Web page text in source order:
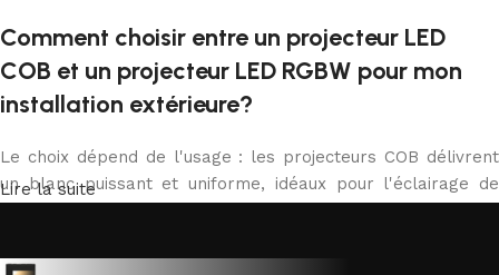
Comment choisir entre un projecteur LED
COB et un projecteur LED RGBW pour mon
installation extérieure?
Le choix dépend de l'usage : les projecteurs COB délivrent
un blanc puissant et uniforme, idéaux pour l'éclairage de
appréciés pour l'éclairage paysager ou architectural.
Lire la suite